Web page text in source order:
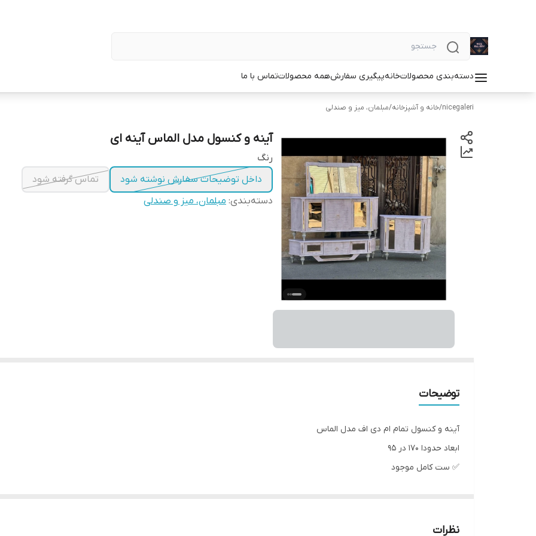
دسته‌بندی محصولاتخانهپیگیری سفارشهمه محصولاتتماس با ما
nicegaleri
/خانه و آشپزخانه/مبلمان، میز و صندلی
آینه و کنسول مدل الماس آینه ای
رنگ
داخل توضیحات سفارش نوشته شود
تماس گرفته شود
دسته‌بندی: مبلمان، میز و صندلی
توضیحات
آینه و کنسول تمام ام دی اف مدل الماس
ابعاد حدودا ۱۷۰ در ۹۵
✅️ ست کامل موجود
نظرات